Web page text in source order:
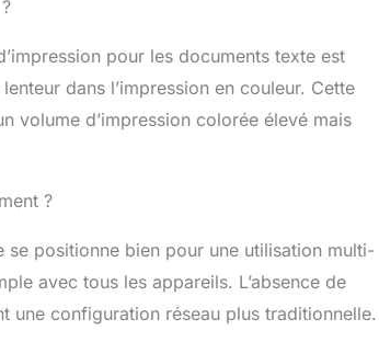
pour les documents texte est
dans l’impression en couleur. Cette
volume d’impression colorée élevé mais
?
positionne bien pour une utilisation multi-
avec tous les appareils. L’absence de
une configuration réseau plus traditionnelle.